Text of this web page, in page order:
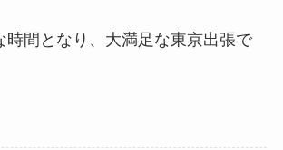
時間となり、大満足な東京出張で